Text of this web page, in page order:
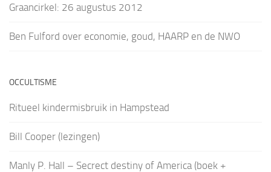
Graancirkel: 26 augustus 2012
Ben Fulford over economie, goud, HAARP en de NWO
OCCULTISME
Ritueel kindermisbruik in Hampstead
Bill Cooper (lezingen)
Manly P. Hall – Secrect destiny of America (boek +